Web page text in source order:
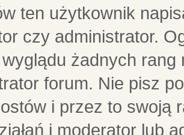
ten użytkownik
czy administrator.
żadnych
forum. Nie pisz
i przez to swoją
i moderator lub